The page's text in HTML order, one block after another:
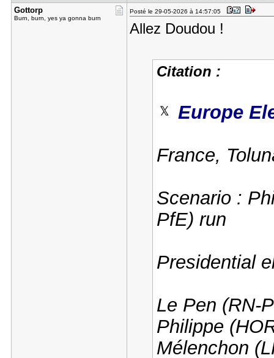
Gottorp
Burn, burn, yes ya gonna burn
Posté le 29-05-2026 à 14:57:05
Allez Doudou !
Citation :
Europe
France,
Scenario :
PfE) run
Presidential
Le Pen (RN-
Philippe
Mélenchon